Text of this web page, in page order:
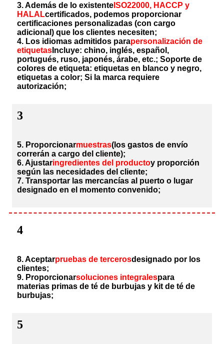
3. Además de lo existente ISO22000, HACCP y
HALALcertificados, podemos proporcionar
certificaciones personalizadas (con cargo
adicional) que los clientes necesiten;
4. Los idiomas admitidos parapersonalización de
etiquetas Incluye: chino, inglés, español,
portugués, ruso, japonés, árabe, etc.; Soporte de
colores de etiqueta: etiquetas en blanco y negro,
etiquetas a color; Si la marca requiere
autorización;
3
5. Proporcionarmuestras(los gastos de envío
correrán a cargo del cliente);
6. Ajustaringredientes del productoy proporción
según las necesidades del cliente;
7. Transportar las mercancías al puerto o lugar
designado en el momento convenido;
4
8. Aceptarpruebas de tercerosdesignado por los
clientes;
9. Proporcionarsoluciones integralespara
materias primas de té de burbujas y kit de té de
burbujas;
5